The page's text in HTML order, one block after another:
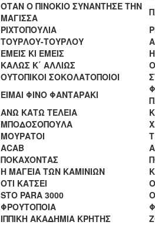
ΌΤΑΝ Ο ΠΙΝΟΚΙΟ ΣΥΝΑΝΤΗΣΕ ΤΗΝ
ΜΑΓΙΣΣΑ
ΡΙΧΤΟΠΟΥΛΙΑ
ΤΟΥΡΛΟΥ-ΤΟΥΡΛΟΥ
ΕΜΕΙΣ ΚΙ ΕΜΕΙΣ
ΚΑΛΩΣ Κ΄ ΑΛΛΙΩΣ
ΟΥΤΟΠΙΚΟΙ ΣΟΚΟΛΑΤΟΠΟΙΟΙ
ΕΙΜΑΙ ΦΙΝΟ ΦΑΝΤΑΡΑΚΙ
ΑΝΩ ΚΑΤΩ ΤΕΛΕΙΑ
ΜΠΟΔΟΣΟΠΟΥΛΑ
ΜΟΥΡΑΤΟΙ
ACAB
ΠΟΚΑΧΟΝΤΑΣ
Η ΜΑΓΕΙΑ ΤΩΝ ΚΑΜΙΝΙΩΝ
ΟΤΙ ΚΑΤΣΕΙ
STO PARA 3000
ΦΡΟΥΤΟΠΟΙΑ
ΙΠΠΙΚΗ ΑΚΑΔΗΜΙΑ ΚΡΗΤΗΣ